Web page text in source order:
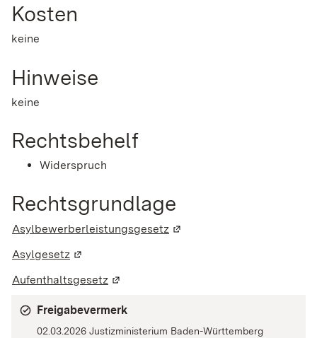
Kosten
keine
Hinweise
keine
Rechtsbehelf
Widerspruch
Rechtsgrundlage
Asylbewerberleistungsgesetz (Wird in einem neuen
Asylgesetz (Wird in einem neuen Fenster geöffnet)
Aufenthaltsgesetz (Wird in einem neuen Fenster geöffnet)
Freigabevermerk
02.03.2026 Justizministerium Baden-Württemberg